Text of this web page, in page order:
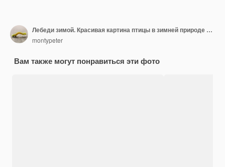
Лебеди зимой. Красивая картина птицы в зимней природе со снегом.
montypeter
Вам также могут понравиться эти фото